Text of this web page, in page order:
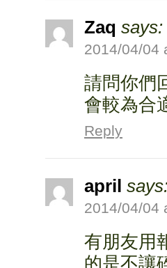
Zaq says:
2014/04/04
請問你們
會較為合
Reply
april says:
2014/04/04
有朋友用
的是不讓